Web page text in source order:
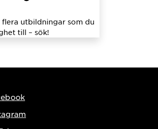
utbildningar som du
till – sök!